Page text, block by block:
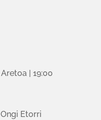
| 19:00
Ongi Etorri